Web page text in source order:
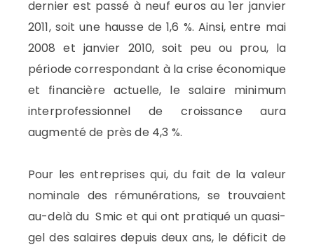
dernier est passé à neuf euros au 1er janvier
2011, soit une hausse de 1,6 %. Ainsi, entre mai
2008 et janvier 2010, soit peu ou prou, la
période correspondant à la crise économique
et financière actuelle, le salaire minimum
interprofessionnel de croissance aura
augmenté de près de 4,3 %.
Pour les entreprises qui, du fait de la valeur
nominale des rémunérations, se trouvaient
au-delà du Smic et qui ont pratiqué un quasi-
gel des salaires depuis deux ans, le déficit de